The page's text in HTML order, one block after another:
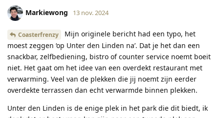
Markiewong 13 nov. 2024
Coasterfrenzy
Mijn originele bericht had een typo, het
moest zeggen ‘op Unter den Linden na’. Dat je het dan een
snackbar, zelfbediening, bistro of counter service noemt boeit
niet. Het gaat om het idee van een overdekt restaurant met
verwarming. Veel van de plekken die jij noemt zijn eerder
overdekte terrassen dan echt verwarmde binnen plekken.
Unter den Linden is de enige plek in het park die dit biedt, ik